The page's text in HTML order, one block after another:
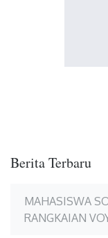
Berita Terbaru
MAHASISWA
RANGKAIAN